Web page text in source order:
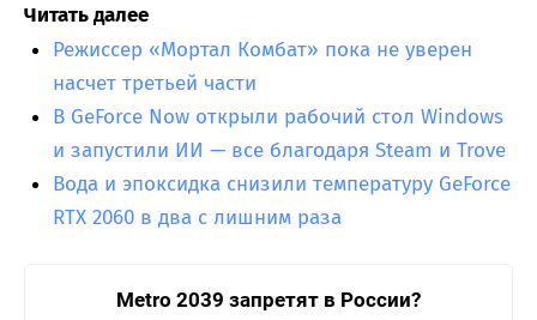
Читать далее
Режиссер «Мортал Комбат» пока не уверен
насчет третьей части
В GeForce Now открыли рабочий стол Windows
и запустили ИИ — все благодаря Steam и Trove
Вода и эпоксидка снизили температуру GeForce
RTX 2060 в два с лишним раза
Metro 2039 запретят в России?